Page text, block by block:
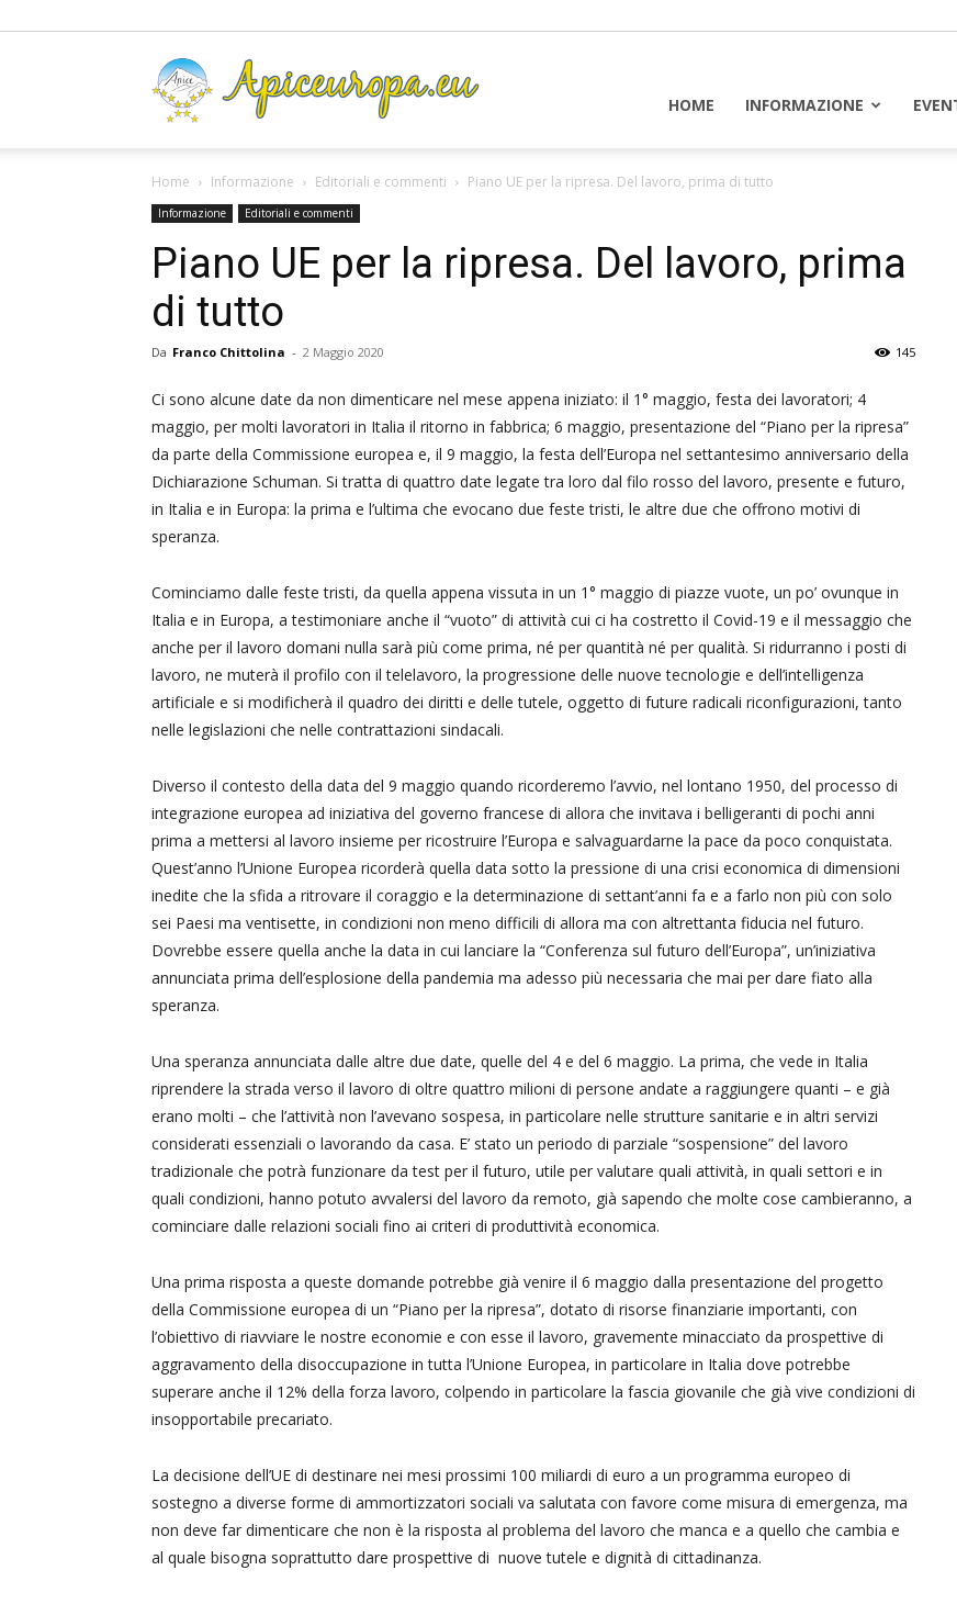
HOME INFORMAZIONE
Home Informazione Editoriali e commenti Piano UE per la ripresa. Del lavoro, prima di tutto
Informazione Editoriali e commenti
Piano UE per la ripresa. Del lavoro, prima
di tutto
Da Franco Chittolina - 2 Maggio 2020 145
Ci sono alcune date da non dimenticare nel mese appena iniziato: il 1° maggio, festa dei lavoratori; 4
maggio, per molti lavoratori in Italia il ritorno in fabbrica; 6 maggio, presentazione del “Piano per la ripresa”
da parte della Commissione europea e, il 9 maggio, la festa dell’Europa nel settantesimo anniversario della
Dichiarazione Schuman. Si tratta di quattro date legate tra loro dal filo rosso del lavoro, presente e futuro,
in Italia e in Europa: la prima e l’ultima che evocano due feste tristi, le altre due che offrono motivi di
speranza.
Cominciamo dalle feste tristi, da quella appena vissuta in un 1° maggio di piazze vuote, un po’ ovunque in
Italia e in Europa, a testimoniare anche il “vuoto” di attività cui ci ha costretto il Covid-19 e il messaggio che
anche per il lavoro domani nulla sarà più come prima, né per quantità né per qualità. Si ridurranno i posti di
lavoro, ne muterà il profilo con il telelavoro, la progressione delle nuove tecnologie e dell’intelligenza
artificiale e si modificherà il quadro dei diritti e delle tutele, oggetto di future radicali riconfigurazioni, tanto
nelle legislazioni che nelle contrattazioni sindacali.
Diverso il contesto della data del 9 maggio quando ricorderemo l’avvio, nel lontano 1950, del processo di
integrazione europea ad iniziativa del governo francese di allora che invitava i belligeranti di pochi anni
prima a mettersi al lavoro insieme per ricostruire l’Europa e salvaguardarne la pace da poco conquistata.
Quest’anno l’Unione Europea ricorderà quella data sotto la pressione di una crisi economica di dimensioni
inedite che la sfida a ritrovare il coraggio e la determinazione di settant’anni fa e a farlo non più con solo
sei Paesi ma ventisette, in condizioni non meno difficili di allora ma con altrettanta fiducia nel futuro.
Dovrebbe essere quella anche la data in cui lanciare la “Conferenza sul futuro dell’Europa”, un’iniziativa
annunciata prima dell’esplosione della pandemia ma adesso più necessaria che mai per dare fiato alla
speranza.
Una speranza annunciata dalle altre due date, quelle del 4 e del 6 maggio. La prima, che vede in Italia
riprendere la strada verso il lavoro di oltre quattro milioni di persone andate a raggiungere quanti – e già
erano molti – che l’attività non l’avevano sospesa, in particolare nelle strutture sanitarie e in altri servizi
considerati essenziali o lavorando da casa. E’ stato un periodo di parziale “sospensione” del lavoro
tradizionale che potrà funzionare da test per il futuro, utile per valutare quali attività, in quali settori e in
quali condizioni, hanno potuto avvalersi del lavoro da remoto, già sapendo che molte cose cambieranno, a
cominciare dalle relazioni sociali fino ai criteri di produttività economica.
Una prima risposta a queste domande potrebbe già venire il 6 maggio dalla presentazione del progetto
della Commissione europea di un “Piano per la ripresa”, dotato di risorse finanziarie importanti, con
l’obiettivo di riavviare le nostre economie e con esse il lavoro, gravemente minacciato da prospettive di
aggravamento della disoccupazione in tutta l’Unione Europea, in particolare in Italia dove potrebbe
superare anche il 12% della forza lavoro, colpendo in particolare la fascia giovanile che già vive condizioni di
insopportabile precariato.
La decisione dell’UE di destinare nei mesi prossimi 100 miliardi di euro a un programma europeo di
sostegno a diverse forme di ammortizzatori sociali va salutata con favore come misura di emergenza, ma
non deve far dimenticare che non è la risposta al problema del lavoro che manca e a quello che cambia e
al quale bisogna soprattutto dare prospettive di nuove tutele e dignità di cittadinanza.